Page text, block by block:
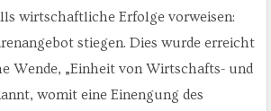
wirtschaftliche Erfolge vorweisen:
stiegen. Dies wurde erreicht
Wende, „Einheit von Wirtschafts- und
womit eine Einengung des